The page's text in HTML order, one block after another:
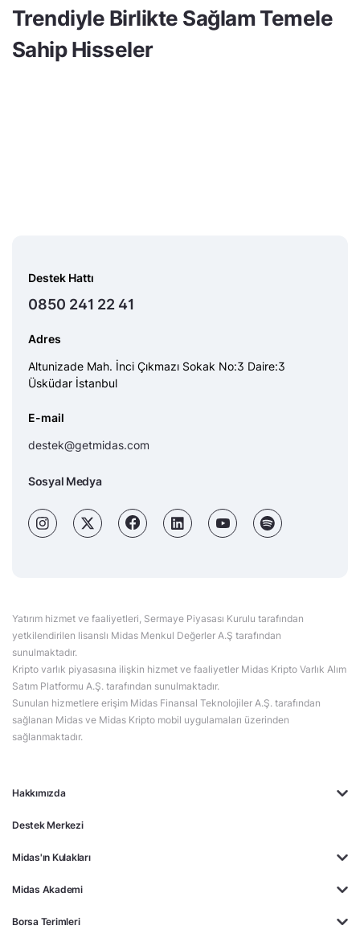
Trendiyle Birlikte Sağlam Temele
Sahip Hisseler
Hakkımızda
Destek Merkezi
Midas'ın Kulakları
Midas Akademi
Borsa Terimleri
Destek Hattı
0850 241 22 41
Adres
Altunizade Mah. İnci Çıkmazı Sokak No:3 Daire:3
Üsküdar İstanbul
E-mail
destek@getmidas.com
Sosyal Medya
Yatırım hizmet ve faaliyetleri, Sermaye Piyasası Kurulu tarafından
yetkilendirilen lisanslı Midas Menkul Değerler A.Ş tarafından
sunulmaktadır.
Kripto varlık piyasasına ilişkin hizmet ve faaliyetler Midas Kripto Varlık Alım
Satım Platformu A.Ş. tarafından sunulmaktadır.
Sunulan hizmetlere erişim Midas Finansal Teknolojiler A.Ş. tarafından
sağlanan Midas ve Midas Kripto mobil uygulamaları üzerinden
sağlanmaktadır.